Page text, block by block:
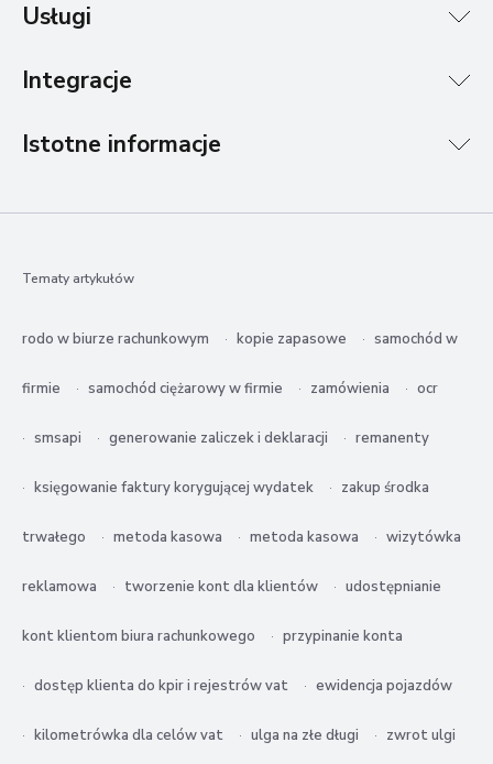
Usługi
Integracje
Istotne informacje
Tematy artykułów
rodo w biurze rachunkowym kopie zapasowe samochód w
firmie samochód ciężarowy w firmie zamówienia ocr
smsapi generowanie zaliczek i deklaracji remanenty
księgowanie faktury korygującej wydatek zakup środka
trwałego metoda kasowa metoda kasowa wizytówka
reklamowa tworzenie kont dla klientów udostępnianie
kont klientom biura rachunkowego przypinanie konta
dostęp klienta do kpir i rejestrów vat ewidencja pojazdów
kilometrówka dla celów vat ulga na złe długi zwrot ulgi